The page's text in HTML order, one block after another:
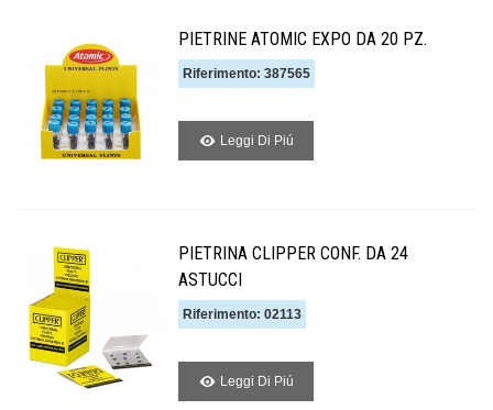
PIETRINE ATOMIC EXPO DA 20 PZ.
Riferimento: 387565
Leggi Di Piú
PIETRINA CLIPPER CONF. DA 24
ASTUCCI
Riferimento: 02113
Leggi Di Piú